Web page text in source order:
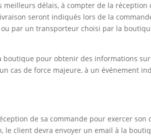
meilleurs délais, à compter de la
seront indiqués lors de la
par un transporteur choisi par la
pour obtenir des informations
cas de force majeure, à un événement
de sa commande pour exercer
le client devra envoyer un email à la